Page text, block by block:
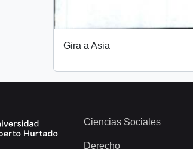
Gira a Asia
Ciencias Sociales
Derecho